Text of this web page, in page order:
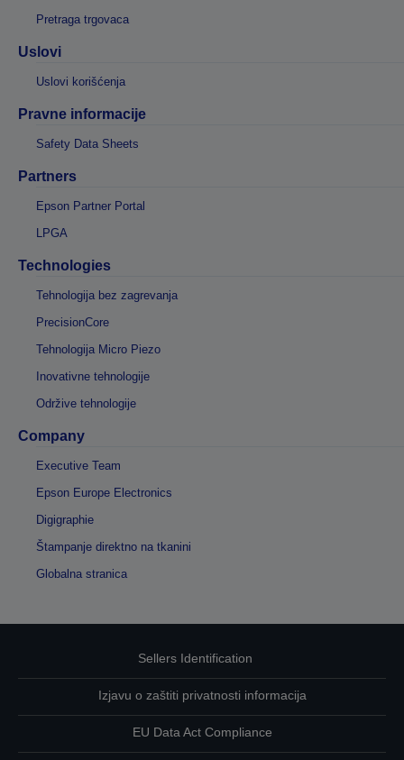
Pretraga trgovaca
Uslovi
Uslovi korišćenja
Pravne informacije
Safety Data Sheets
Partners
Epson Partner Portal
LPGA
Technologies
Tehnologija bez zagrevanja
PrecisionCore
Tehnologija Micro Piezo
Inovativne tehnologije
Održive tehnologije
Company
Executive Team
Epson Europe Electronics
Digigraphie
Štampanje direktno na tkanini
Globalna stranica
Sellers Identification
Izjavu o zaštiti privatnosti informacija
EU Data Act Compliance